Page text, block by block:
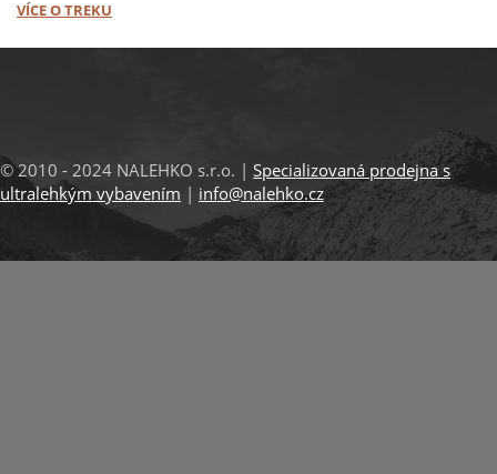
VÍCE O TREKU
© 2010 - 2024 NALEHKO s.r.o. | Specializovaná prodejna s
ultralehkým vybavením | info@nalehko.cz